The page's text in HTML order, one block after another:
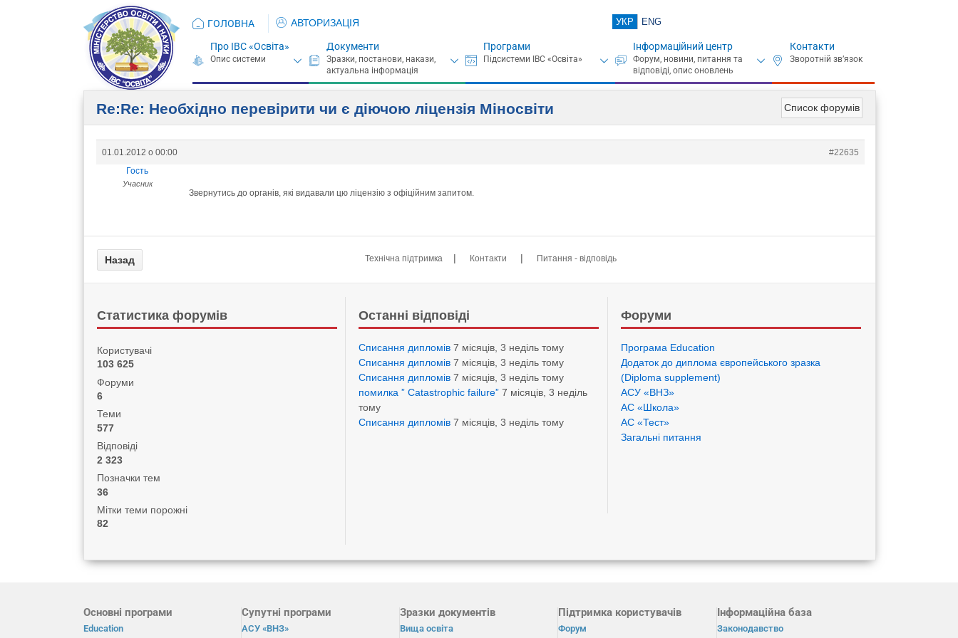
ГОЛОВНА АВТОРИЗАЦІЯ УКР ENG
Про ІВС «Освіта» Документи Програми Інформаційний центр Контакти
Список форумів
Re:Re: Необхідно перевірити чи є діючою ліцензія Міносвіти
01.01.2012 о 00:00
#22635
Гость
Учасник
Звернутись до органів, які видавали цю ліцензію з офіційним запитом.
Технічна підтримка | Контакти | Питання - відповідь
Статистика форумів
Користувачі
103 625
Форуми
6
Теми
577
Відповіді
2 323
Позначки тем
36
Мітки теми порожні
82
Останні відповіді
Списання дипломів 7 місяців, 3 неділь тому
Списання дипломів 7 місяців, 3 неділь тому
Списання дипломів 7 місяців, 3 неділь тому
помилка ” Catastrophic failure” 7 місяців, 3 неділь
тому
Списання дипломів 7 місяців, 3 неділь тому
Форуми
Програма Eduсation
Додаток до диплома європейського зразка
(Diploma supplement)
АСУ «ВНЗ»
АС «Школа»
АС «Тест»
Загальні питання
Основні програми
Education
Супутні програми
АСУ «ВНЗ»
Зразки документів
Вища освіта
Підтримка користувачів
Форум
Інформаційна база
Законодавство